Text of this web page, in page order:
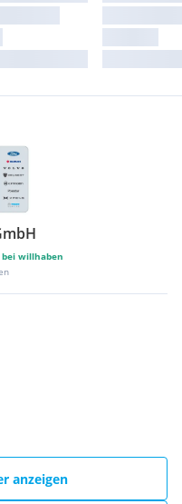
willhaben
anzeigen